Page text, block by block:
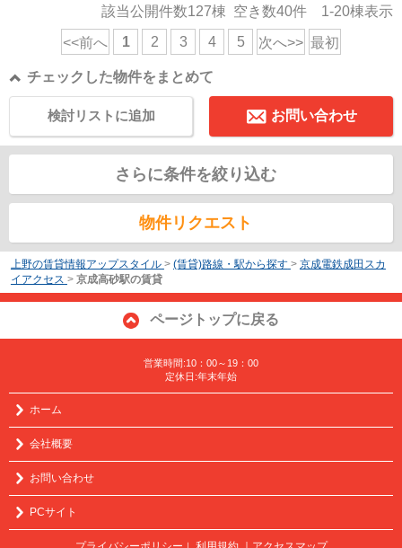
該当公開件数127棟 空き数40件 1-20棟表示
<<前へ 1 2 3 4 5 次へ>> 最初
チェックした物件をまとめて
お問い合わせ
検討リストに追加
さらに条件を絞り込む
物件リクエスト
上野の賃貸情報アップスタイル > (賃貸)路線・駅から探す > 京成電鉄成田スカ
イアクセス > 京成高砂駅の賃貸
ページトップに戻る
営業時間:10：00～19：00
定休日:年末年始
ホーム
会社概要
お問い合わせ
PCサイト